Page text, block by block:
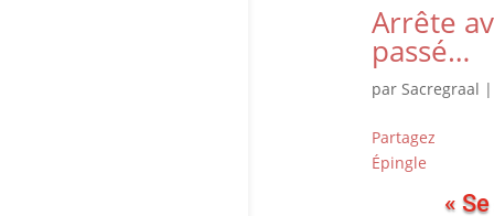
Arrête
passé…
par Sacregraal |
Partagez
Épingle
«